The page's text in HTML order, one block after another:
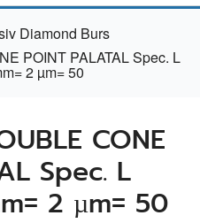
Diamond Burs
POINT PALATAL Spec. L
2 µm= 50
CONE
Spec. L
2 µm= 50